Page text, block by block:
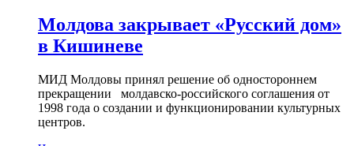
Молдова закрывает «Русский дом»
в Кишиневе
МИД Молдовы принял решение об одностороннем
прекращении молдавско-российского соглашения от
1998 года о создании и функционировании культурных
центров.